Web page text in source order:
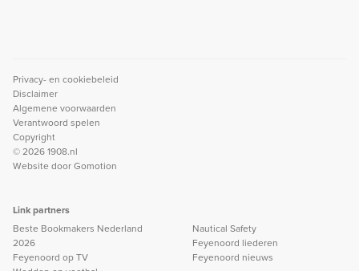
Privacy- en cookiebeleid
Disclaimer
Algemene voorwaarden
Verantwoord spelen
Copyright
© 2026 1908.nl
Website doorGomotion
Link partners
Beste Bookmakers Nederland
2026
Feyenoord op TV
Nautical Safety
Feyenoord liederen
Feyenoord nieuws